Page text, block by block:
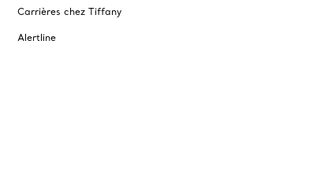
Carrières chez Tiffany
Alertline